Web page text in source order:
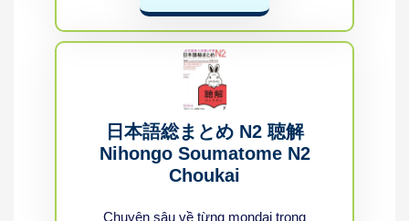
日本語総まとめ N2 聴解
Nihongo Soumatome N2
Choukai
Chuyên sâu về từng mondai trong